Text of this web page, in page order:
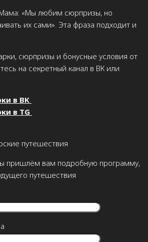
«Мы любим сюрпризы, но
их сами». Эта фраза подходит и
сюрпризы и бонусные условия от
на секретный канал в ВК или
в ВК
в TG
путешествия
пришлём вам подробную программу,
путешествия